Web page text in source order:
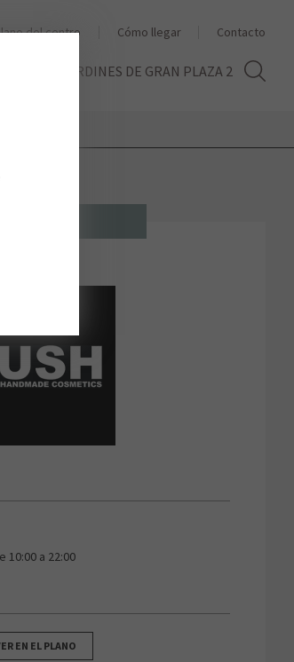
LOS JARDINES DE GRAN PLAZA 2
del centro Cómo llegar Contacto
10:00 a 22:00
EN EL PLANO